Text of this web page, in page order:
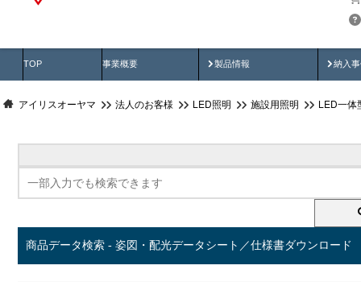
TOP 事業概要 製品情報
製品動画 納入
納
アイリスオーヤマ 法人のお客様 LED照明 施設用照明 LED一体
商品データ検索 - 姿図・配光データシート／仕様書ダウンロード